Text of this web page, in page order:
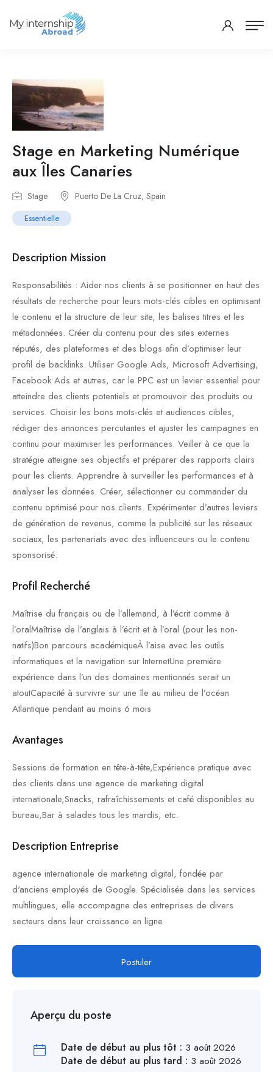
Stage en Marketing Numérique
aux Îles Canaries
Stage Puerto De La Cruz, Spain
Essentielle
Description Mission
Responsabilités : Aider nos clients à se positionner en haut des
résultats de recherche pour leurs mots-clés cibles en optimisant
le contenu et la structure de leur site, les balises titres et les
métadonnées. Créer du contenu pour des sites externes
réputés, des plateformes et des blogs afin d’optimiser leur
profil de backlinks. Utiliser Google Ads, Microsoft Advertising,
Facebook Ads et autres, car le PPC est un levier essentiel pour
atteindre des clients potentiels et promouvoir des produits ou
services. Choisir les bons mots-clés et audiences cibles,
rédiger des annonces percutantes et ajuster les campagnes en
continu pour maximiser les performances. Veiller à ce que la
stratégie atteigne ses objectifs et préparer des rapports clairs
pour les clients. Apprendre à surveiller les performances et à
analyser les données. Créer, sélectionner ou commander du
contenu optimisé pour nos clients. Expérimenter d’autres leviers
de génération de revenus, comme la publicité sur les réseaux
sociaux, les partenariats avec des influenceurs ou le contenu
sponsorisé.
Profil Recherché
Maîtrise du français ou de l’allemand, à l’écrit comme à
l’oralMaîtrise de l’anglais à l’écrit et à l’oral (pour les non-
natifs)Bon parcours académiqueÀ l’aise avec les outils
informatiques et la navigation sur InternetUne première
expérience dans l’un des domaines mentionnés serait un
atoutCapacité à survivre sur une île au milieu de l’océan
Atlantique pendant au moins 6 mois
Avantages
Sessions de formation en tête-à-tête,Expérience pratique avec
des clients dans une agence de marketing digital
internationale,Snacks, rafraîchissements et café disponibles au
bureau,Bar à salades tous les mardis, etc.
Description Entreprise
agence internationale de marketing digital, fondée par
d'anciens employés de Google. Spécialisée dans les services
multilingues, elle accompagne des entreprises de divers
secteurs dans leur croissance en ligne
Postuler
Aperçu du poste
Date de début au plus tôt : 3 août 2026
Date de début au plus tard : 3 août 2026